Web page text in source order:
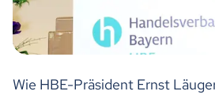
Wie HBE-Präsident Ernst